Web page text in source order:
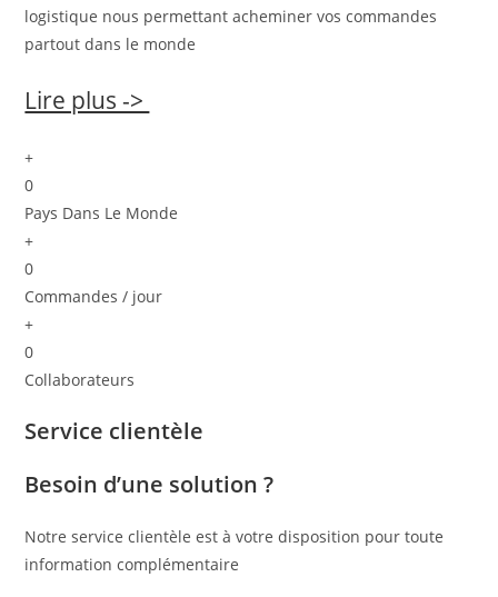
logistique nous permettant acheminer vos commandes
partout dans le monde
Lire plus ->
+
0
Pays Dans Le Monde
+
0
Commandes / jour
+
0
Collaborateurs
Service clientèle
Besoin d’une solution ?
Notre service clientèle est à votre disposition pour toute
information complémentaire